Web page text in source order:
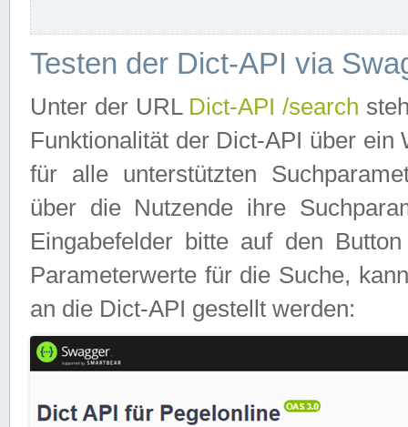
Testen der Dict-API via
Unter der URL Dict-API /search
Funktionalität der Dict-API über
für alle unterstützten
über die Nutzende ihre
Eingabefelder bitte auf den
Parameterwerte für die Suche,
an die Dict-API gestellt werden: